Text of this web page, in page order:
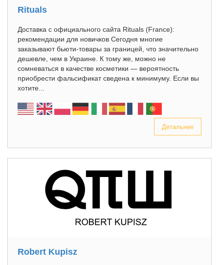
Rituals
Доставка с официального сайта Rituals (France):
рекомендации для новичков Сегодня многие
заказывают бьюти-товары за границей, что значительно
дешевле, чем в Украине. К тому же, можно не
сомневаться в качестве косметики — вероятность
приобрести фальсификат сведена к минимуму. Если вы
хотите...
Детальнее
Robert Kupisz